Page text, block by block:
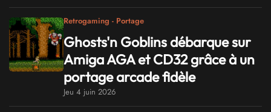
Retrogaming - Portage
Ghosts'n Goblins débarque sur
Amiga AGA et CD32 grâce à un
portage arcade fidèle
Jeu 4 juin 2026